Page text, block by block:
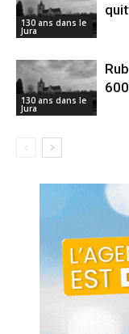
130 ans dans le
Jura
130 ans dans le
Jura